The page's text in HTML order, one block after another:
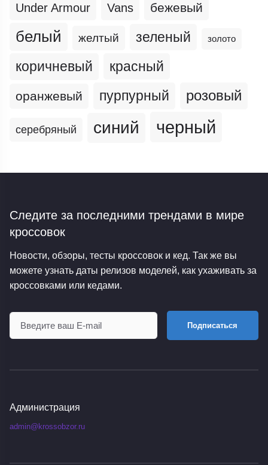
Under Armour Vans бежевый
белый желтый зеленый золото
коричневый красный
оранжевый пурпурный розовый
серебряный синий черный
Следите за последними трендами в мире
кроссовок
Новости, обзоры, тесты кроссовок и кед. Так же вы
можете узнать даты релизов моделей, как ухаживать за
кроссовками или кедами.
Подписаться
Администрация
admin@krossobzor.ru